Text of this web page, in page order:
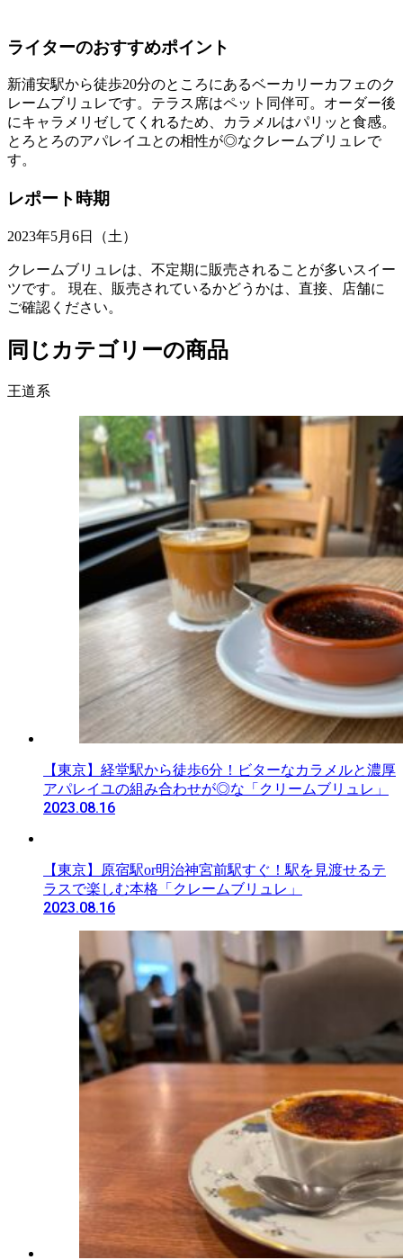
ライターのおすすめポイント
新浦安駅から徒歩20分のところにあるベーカリーカフェのク
レームブリュレです。テラス席はペット同伴可。オーダー後
にキャラメリゼしてくれるため、カラメルはパリッと食感。
とろとろのアパレイユとの相性が◎なクレームブリュレで
す。
レポート時期
2023年5月6日（土）
クレームブリュレは、不定期に販売されることが多いスイー
ツです。 現在、販売されているかどうかは、直接、店舗に
ご確認ください。
同じカテゴリーの商品
王道系
【東京】経堂駅から徒歩6分！ビターなカラメルと濃厚
アパレイユの組み合わせが◎な「クリームブリュレ」
2023.08.16
【東京】原宿駅or明治神宮前駅すぐ！駅を見渡せるテ
ラスで楽しむ本格「クレームブリュレ」
2023.08.16